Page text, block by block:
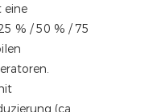
eine
% / 50 % / 75
(ca.